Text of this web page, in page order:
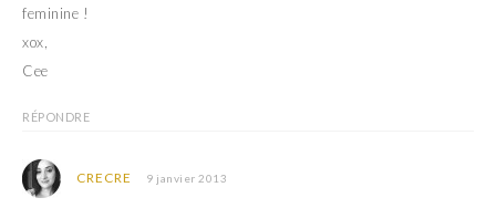
feminine !
xox,
Cee
RÉPONDRE
CRECRE 9 janvier 2013